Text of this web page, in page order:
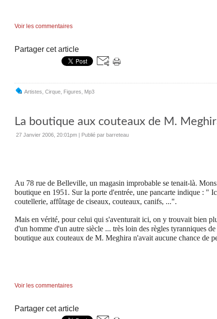
Voir les commentaires
Partager cet article
Artistes Cirque Figures Mp3
La boutique aux couteaux de M.
27 Janvier 2006, 20:01pm | Publié par barreteau
Au 78 rue de Belleville, un magasin improbable se tenait-là.
boutique en 1951. Sur la porte d'entrée, une pancarte indique : "
coutellerie, affûtage de ciseaux, couteaux, canifs, ...".
Mais en vérité, pour celui qui s'aventurait ici, on y trouvait bien
d'un homme d'un autre siècle ... très loin des règles tyranniques
boutique aux couteaux de M. Meghira n'avait aucune chance de
Voir les commentaires
Partager cet article